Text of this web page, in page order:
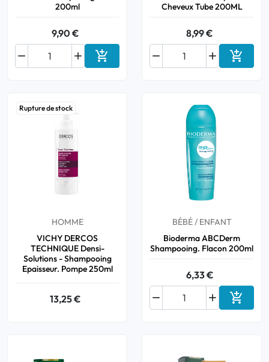
200ml
9,90 €

 Ajouter au panier
Cheveux Tube 200ML
8,99 €

 
Rupture de stock
HOMME
VICHY DERCOS
TECHNIQUE Densi-
Solutions - Shampooing
Epaisseur. Pompe 250ml
13,25 €
BÉBÉ / ENFANT
Bioderma ABCDerm
Shampooing. Flacon 200ml
6,33 €

 